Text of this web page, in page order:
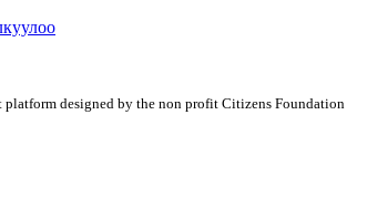
designed by the non profit Citizens Foundation